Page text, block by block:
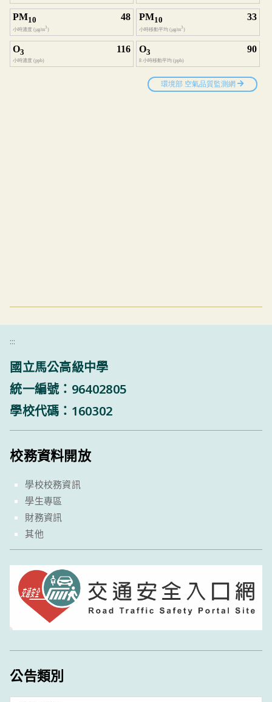
:::
國立馬公高級中學
統一編號：96402805
學校代碼：160302
校務資料開放
學校校務資訊
學生專區
財務資訊
其他
公告類別